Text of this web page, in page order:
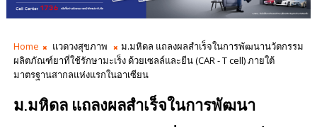
Home แวดวงสุขภาพ
ม.มหิดล แถลงผลสำเร็จในการพัฒนานวัตกรรม
ผลิตภัณฑ์ยาที่ใช้รักษามะเร็ง ด้วยเซลล์และยีน (CAR - T cell) ภายใต้
มาตรฐานสากลแห่งแรกในอาเซียน
ม.มหิดล แถลงผลสำเร็จในการพัฒนา